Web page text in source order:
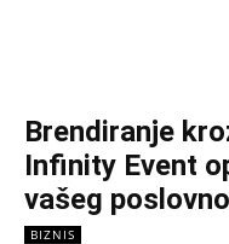
Brendiranje
Infinity Event
vašeg
BIZNIS